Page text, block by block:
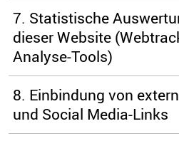
7. Statistische
dieser Website
Analyse-Tools)
8. Einbindung von
und Social Media-Links